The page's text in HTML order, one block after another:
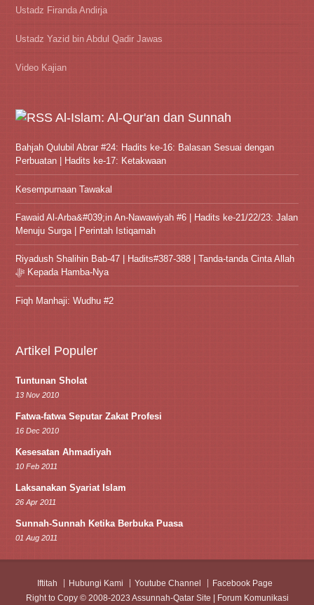
Ustadz Firanda Andirja
Ustadz Yazid bin Abdul Qadir Jawas
Video Kajian
Al-Islam: Al-Qur'an dan Sunnah
Bahjah Qulubil Abrar #24: Hadits ke-16: Balasan Sesuai dengan
Perbuatan | Hadits ke-17: Ketakwaan
Kesempurnaan Tawakal
Fawaid Al-Arba&#039;in An-Nawawiyah #6 | Hadits ke-21/22/23: Jalan
Menuju Surga | Perintah Istiqamah
Riyadush Shalihin Bab-47 | Hadits#387-388 | Tanda-tanda Cinta Allah
ﷻ Kepada Hamba-Nya
Fiqh Manhaji: Wudhu #2
Artikel Populer
Tuntunan Sholat
13 Nov 2010
Fatwa-fatwa Seputar Zakat Profesi
16 Dec 2010
Kesesatan Ahmadiyah
10 Feb 2011
Laksanakan Syariat Islam
26 Apr 2011
Sunnah-Sunnah Ketika Berbuka Puasa
01 Aug 2011
Iftitah Hubungi Kami Youtube Channel
Facebook Page
Right to Copy © 2008-2023 Assunnah-Qatar Site | Forum Komunikasi